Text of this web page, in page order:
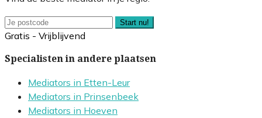
Start nu!
Gratis - Vrijblijvend
Specialisten in andere plaatsen
Mediators in Etten-Leur
Mediators in Prinsenbeek
Mediators in Hoeven